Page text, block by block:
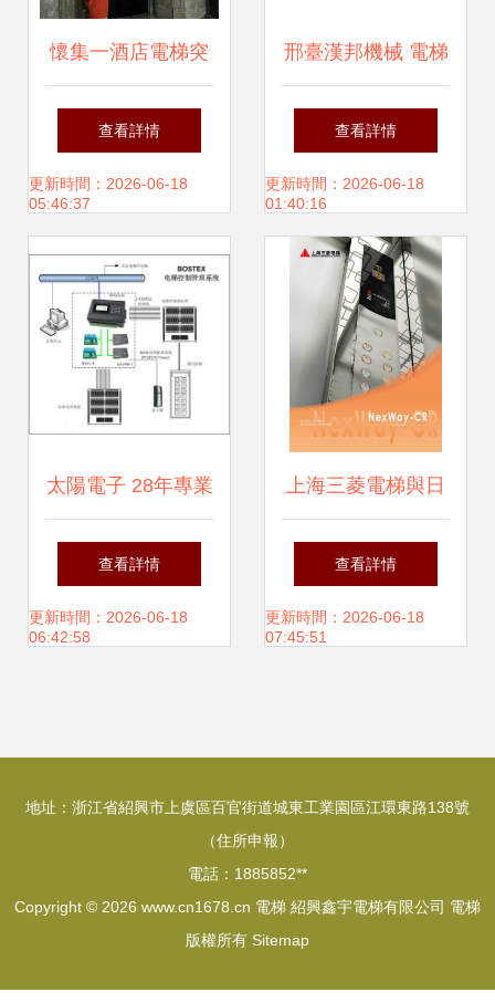
懷集一酒店電梯突
發故障致8人被
困，消防官兵火速
馳援成功解救
查看詳情
更新時間：2026-06-18
05:46:37
邢臺漢邦機械 電梯
安全運行的守護者
——電梯籠內小型
打油機
查看詳情
更新時間：2026-06-18
01:40:16
太陽電子 28年專業
安防產品生產，真
正實現HandsFree
查看詳情
更新時間：2026-06-18
06:42:58
上海三菱電梯與日
本三菱產品 代理銷
售、安裝及批發服
查看詳情
更新時間：2026-06-18
07:45:51
地址：浙江省紹興市上虞區百官街道城東工業園區江環東路138號
（住所申報）
電話：1885852**
Copyright © 2026 www.cn1678.cn 電梯 紹興鑫宇電梯有限公司 電梯
版權所有 Sitemap